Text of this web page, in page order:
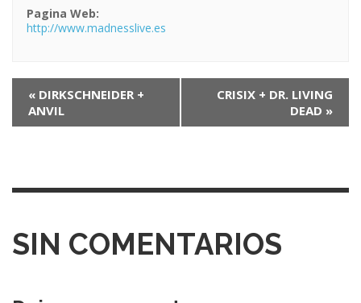
Pagina Web:
http://www.madnesslive.es
g
c
« DIRKSCHNEIDER +
ANVIL
CRISIX + DR. LIVING
DEAD »
SIN COMENTARIOS